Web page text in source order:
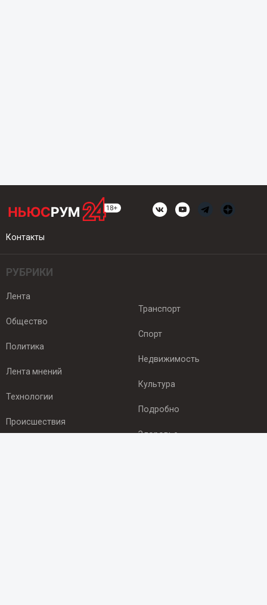
Контакты
РУБРИКИ
Лента
Общество
Политика
Лента мнений
Технологии
Происшествия
Транспорт
Спорт
Недвижимость
Культура
Подробно
Здоровье